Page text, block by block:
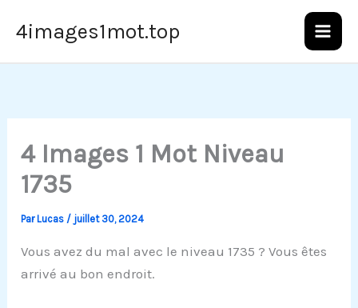
4images1mot.top
4 Images 1 Mot Niveau
1735
ParLucas / juillet 30, 2024
Vous avez du mal avec le niveau 1735 ? Vous êtes
arrivé au bon endroit.